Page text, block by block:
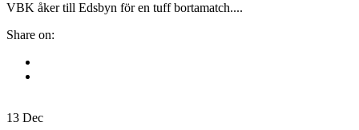
VBK åker till Edsbyn för en tuff bortamatch....
Share on:
13 Dec